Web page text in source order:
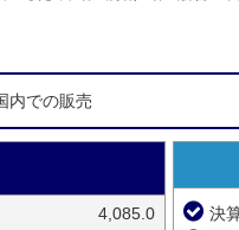
内での販売
4,085.0
決